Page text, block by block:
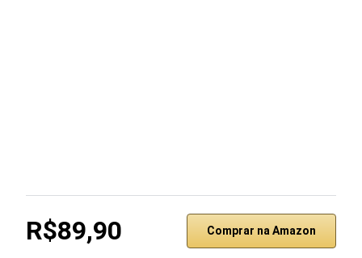
R$89,90 Comprar na Amazon